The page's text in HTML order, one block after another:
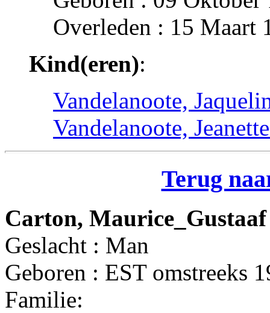
Overleden : 15 Maart
Kind(eren):
Vandelanoote,
Vandelanoote,
Terug
Carton, Maurice_Gustaaf
Geslacht : Man
Geboren : EST omstreeks
Familie: